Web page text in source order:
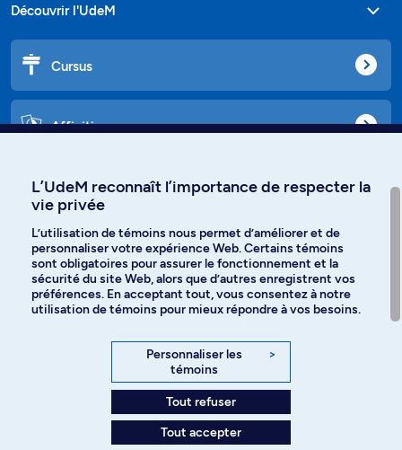
Découvrir l'UdeM
Cursus
Affiniti
Langues
Facebook Instagram
TikTok YouTube
Politique de confidentialité
L’UdeM reconnaît l’importance de respecter la
vie privée
L’utilisation de témoins nous permet d’améliorer et de
personnaliser votre expérience Web. Certains témoins
sont obligatoires pour assurer le fonctionnement et la
sécurité du site Web, alors que d’autres enregistrent vos
préférences. En acceptant tout, vous consentez à notre
utilisation de témoins pour mieux répondre à vos besoins.
Personnaliser les
témoins
>
Tout refuser
Tout accepter